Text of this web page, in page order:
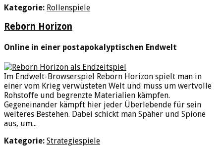
Kategorie: Rollenspiele
Reborn Horizon
Online in einer postapokalyptischen Endwelt
Im Endwelt-Browserspiel Reborn Horizon spielt man in
einer vom Krieg verwüsteten Welt und muss um wertvolle
Rohstoffe und begrenzte Materialien kämpfen.
Gegeneinander kämpft hier jeder Überlebende für sein
weiteres Bestehen. Dabei schickt man Späher und Spione
aus, um...
Kategorie: Strategiespiele